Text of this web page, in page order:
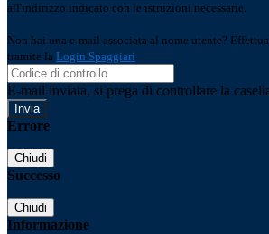
all'indirizzo indicato con le istruzioni necessarie.
Non hai una e-mail associata al nome utente?
tramite la Login Spaggiari
E-mail inviata, si prega di controllare la
Errore
Chiudi
Successo
Chiudi
Informazione